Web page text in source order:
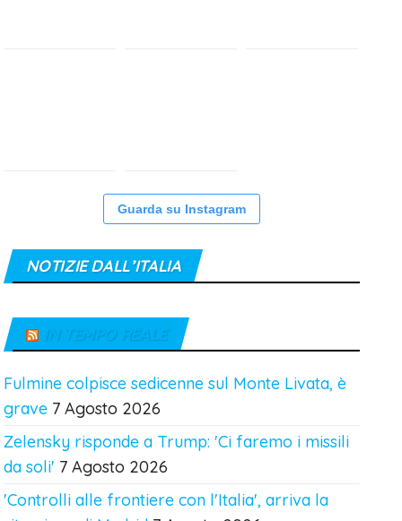
Guarda su Instagram
NOTIZIE DALL’ITALIA
IN TEMPO REALE
Fulmine colpisce sedicenne sul Monte Livata, è
grave 7 Agosto 2026
Zelensky risponde a Trump: 'Ci faremo i missili
da soli' 7 Agosto 2026
'Controlli alle frontiere con l'Italia', arriva la